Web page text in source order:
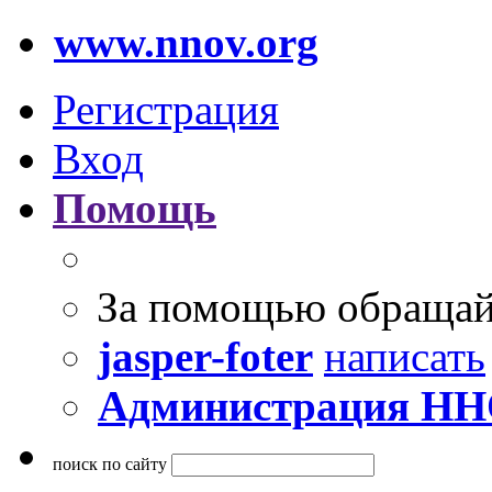
www.nnov.org
Регистрация
Вход
Помощь
За помощью
jasper-foter написать
Администрация
поиск по сайту